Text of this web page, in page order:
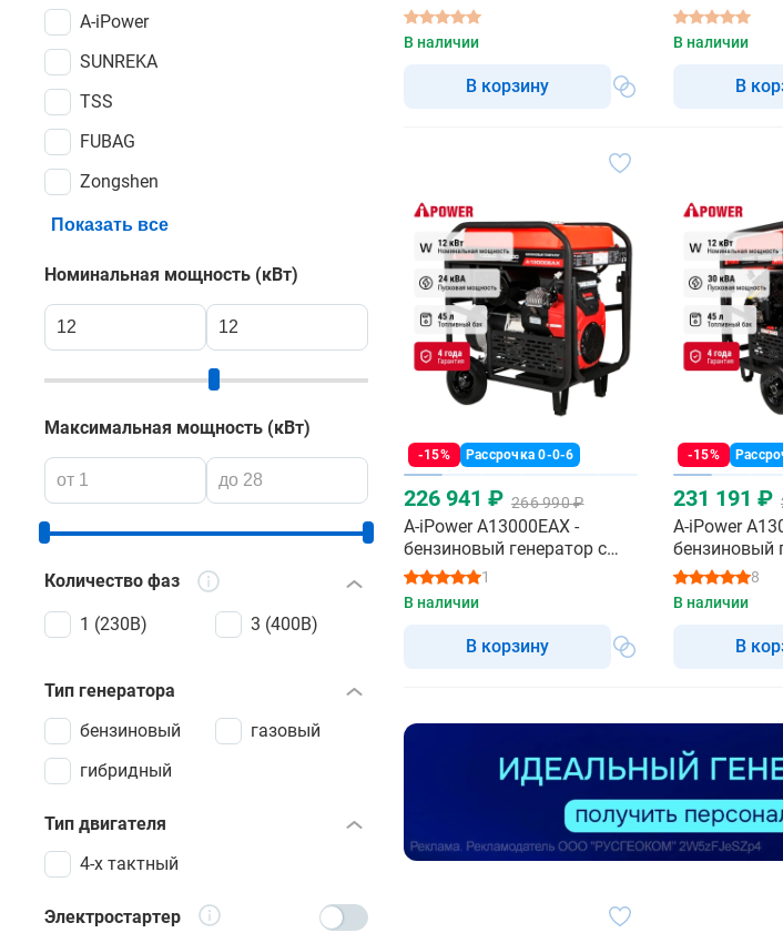
A-iPower
SUNREKA
TSS
FUBAG
Zongshen
Показать все
Номинальная мощность (кВт)
Максимальная мощность (кВт)
Количество фаз
1 (230В) 3 (400В)
Тип генератора
бензиновый
гибридный
газовый
Тип двигателя
4-х тактный
Электростартер
В наличии
В корзину
В наличии
В
-15% Рассрочка 0-0-6
226 941 ₽ 266 990 ₽
A-iPower A13000EAX -
бензиновый генератор с
автозапуском
1
В наличии
В корзину
-15%
231 191 ₽
A-iPower
бензиновый
квт
8
В наличии
В